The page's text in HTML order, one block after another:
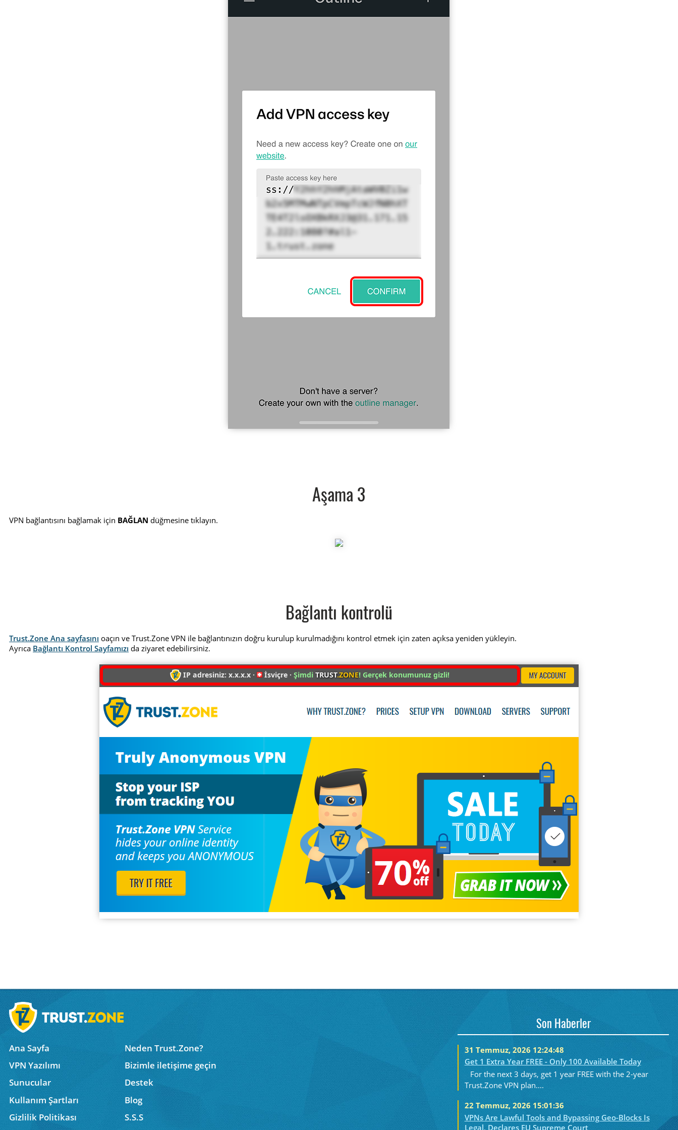
Aşama 3
VPN bağlantısını bağlamak için BAĞLAN düğmesine tıklayın.
Bağlantı kontrolü
Trust.Zone Ana sayfasını oaçın ve Trust.Zone VPN ile bağlantınızın doğru kurulup kurulmadığını kontrol etmek için zaten açıksa yeniden yükleyin.
Ayrıca Bağlantı Kontrol Sayfamızı da ziyaret edebilirsiniz.
IP adresiniz: x.x.x.x · İsviçre ·ŞimdiTRUST.ZONE! Gerçek konumunuz gizli!
Ana Sayfa
Neden Trust.Zone?
VPN Yazılımı
Bizimle iletişime geçin
Sunucular
Destek
Kullanım Şartları
Blog
Gizlilik Politikası
S.S.S
Son Haberler
31 Temmuz, 2026 12:24:48
Get 1 Extra Year FREE - Only 100 Available Today
For the next 3 days, get 1 year FREE with the 2-year
Trust.Zone VPN plan....
22 Temmuz, 2026 15:01:36
VPNs Are Lawful Tools and Bypassing Geo-Blocks Is
Legal, Declares EU Supreme Court